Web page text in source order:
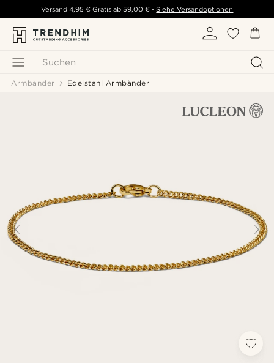
Suchen
Versand 4,95 € Gratis ab 59,00 € - Siehe Versandoptionen
Armbänder Edelstahl Armbänder